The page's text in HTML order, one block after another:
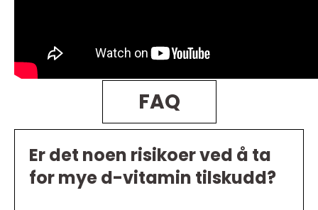
FAQ
Er det noen risikoer ved å ta
for mye d-vitamin tilskudd?